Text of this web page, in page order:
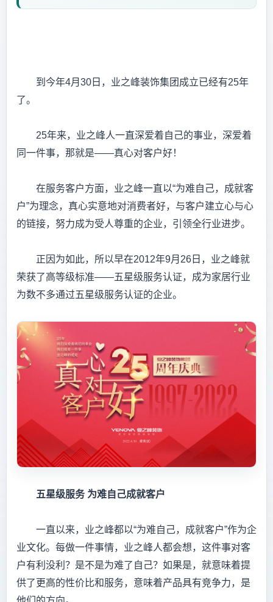
到今年4月30日，业之峰装饰集团成立已经有25年
了。
25年来，业之峰人一直深爱着自己的事业，深爱着
同一件事，那就是——真心对客户好！
在服务客户方面，业之峰一直以“为难自己，成就客
户”为理念，真心实意地对消费者好，与客户建立心与心
的链接，努力成为受人尊重的企业，引领全行业进步。
正因为如此，所以早在2012年9月26日，业之峰就
荣获了高等级标准——五星级服务认证，成为家居行业
为数不多通过五星级服务认证的企业。
五星级服务 为难自己成就客户
一直以来，业之峰都以“为难自己，成就客户”作为企
业文化。每做一件事情，业之峰人都会想，这件事对客
户有利没利？是不是为难了自己？如果是，就意味着提
供了更高的性价比和服务，意味着产品具有竞争力，是